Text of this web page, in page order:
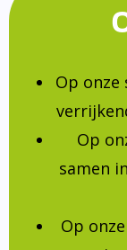
Op
Op
samen
Op